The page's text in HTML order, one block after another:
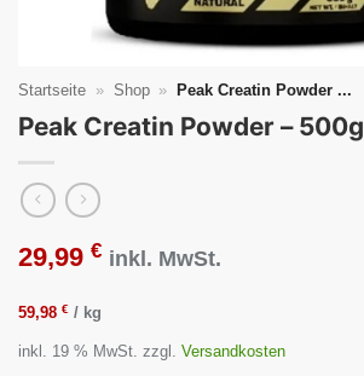
Startseite » Shop » Peak Creatin Powder ...
Peak Creatin Powder – 500g
29,99 € inkl. MwSt.
59,98 € / kg
inkl. 19 % MwSt. zzgl. Versandkosten